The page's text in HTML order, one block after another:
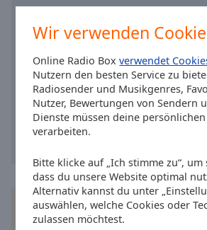
Wir verwenden
Online Radio Boxverwendet
Nutzern den besten Service zu
Radiosender und Musikgenres,
Nutzer, Bewertungen von Sendern
Dienste müssen deine
verarbeiten.
Bitte klicke auf „Ich stimme zu“,
dass du unsere Website optimal
Alternativ kannst du unter
auswählen, welche Cookies oder
zulassen möchtest.
Background
Opacity
Installieren Sie gratis
Smartphone die Online Radio